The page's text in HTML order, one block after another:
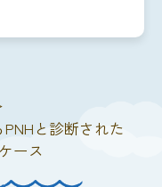
と診断された
ース